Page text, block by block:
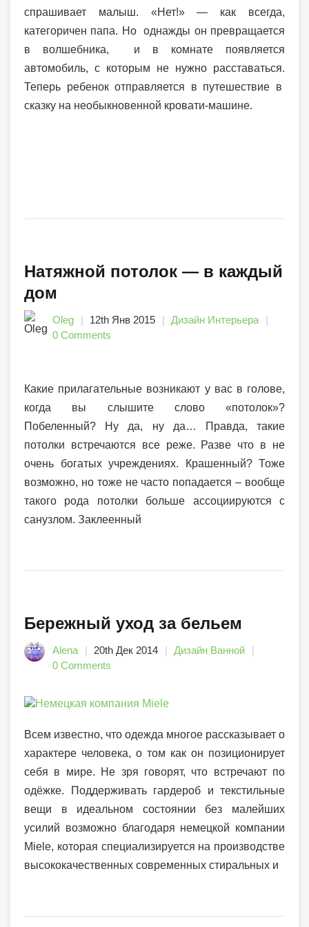
спрашивает малыш. «Нет!» — как всегда,
категоричен папа. Но однажды он превращается
в волшебника, и в комнате появляется
автомобиль, с которым не нужно расставаться.
Теперь ребенок отправляется в путешествие в
сказку на необыкновенной кровати-машине.
Натяжной потолок — в каждый
дом
Oleg 12th Янв 2015
Дизайн Интерьера
0 Comments
Какие прилагательные возникают у вас в голове,
когда вы слышите слово «потолок»?
Побеленный? Ну да, ну да… Правда, такие
потолки встречаются все реже. Разве что в не
очень богатых учреждениях. Крашенный? Тоже
возможно, но тоже не часто попадается – вообще
такого рода потолки больше ассоциируются с
санузлом. Заклеенный
Бережный уход за бельем
Alena 20th Дек 2014
Дизайн Ванной
0 Comments
Всем известно, что одежда многое рассказывает о
характере человека, о том как он позиционирует
себя в мире. Не зря говорят, что встречают по
одёжке. Поддерживать гардероб и текстильные
вещи в идеальном состоянии без малейших
усилий возможно благодаря немецкой компании
Miele, которая специализируется на производстве
высококачественных современных стиральных и